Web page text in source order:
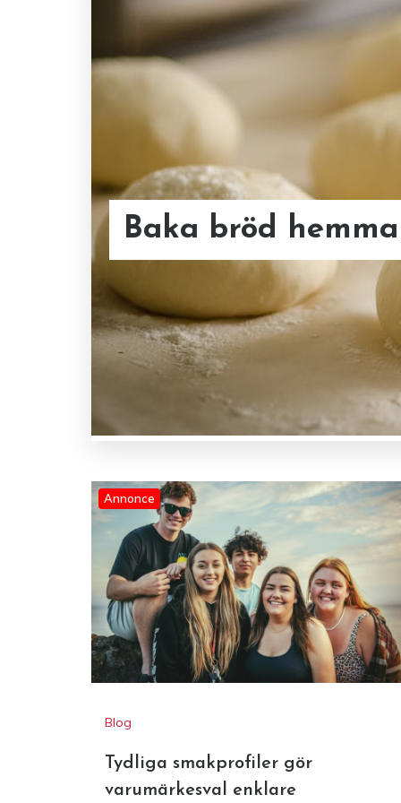
Tydliga
enklare
Baka bröd
Upptäck hållbara
Annonce
Blog